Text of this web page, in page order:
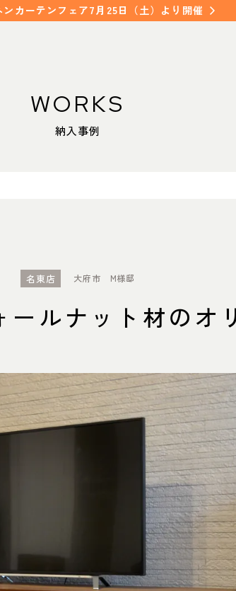
カーテンフェア7月25日（土）より開催
本町1-
住
営
定
電
WORKS
納入事例
名東店 大府市 M様邸
ールナット材のオ